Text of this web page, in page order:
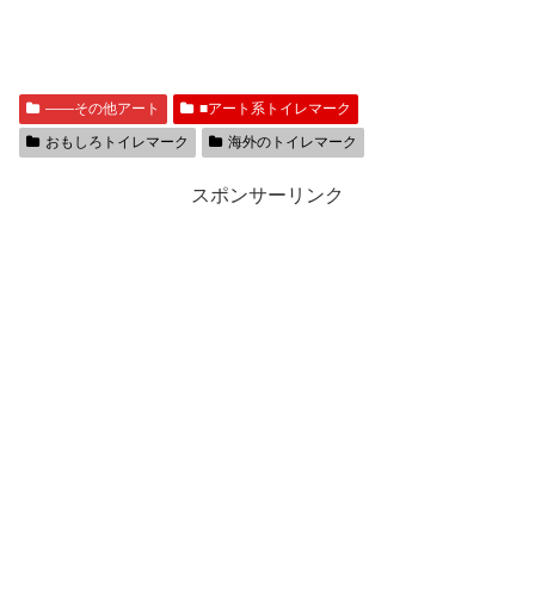
――その他アート
■アート系トイレマーク
おもしろトイレマーク
海外のトイレマーク
スポンサーリンク